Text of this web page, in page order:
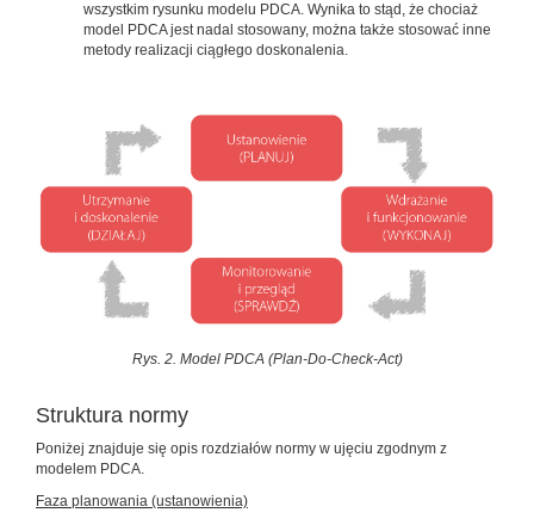
wszystkim rysunku modelu PDCA. Wynika to stąd, że chociaż
model PDCA jest nadal stosowany, można także stosować inne
metody realizacji ciągłego doskonalenia.
Rys. 2. Model PDCA (Plan-Do-Check-Act)
Struktura normy
Poniżej znajduje się opis rozdziałów normy w ujęciu zgodnym z
modelem PDCA.
Faza planowania (ustanowienia)